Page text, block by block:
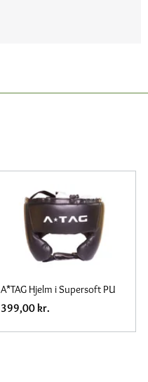
A*TAG Hjelm i Supersoft PU
399,00 kr.